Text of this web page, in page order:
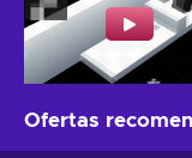
Ofertas